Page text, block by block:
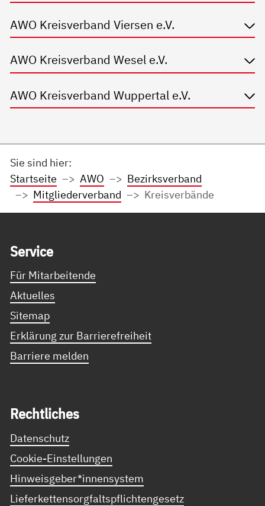
AWO Kreisverband Viersen e.V.
AWO Kreisverband Wesel e.V.
AWO Kreisverband Wuppertal e.V.
Sie sind hier:
Startseite
AWO
Bezirksverband
Mitgliederverband
Kreisverbände
Ser­vice
Für Mitarbeitende
Aktuelles
Sitemap
Erklärung zur Barrierefreiheit
Barriere melden
Recht­li­ches
Datenschutz
Cookie-Einstellungen
Hinweisgeber*innensystem
Lieferkettensorgfaltspflichtengesetz